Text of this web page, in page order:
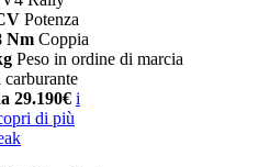
Potenza
Nm Coppia
Peso in ordine di marcia
carburante
29.190€ i
di più